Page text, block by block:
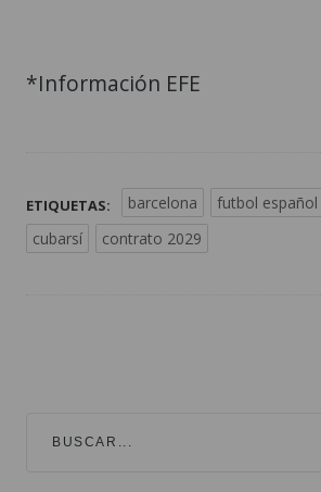
*Información EFE
ETIQUETAS: barcelona futbol español
cubarsí
contrato 2029